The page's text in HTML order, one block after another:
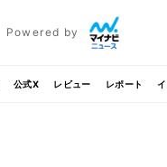
Powered by
公式X レビュー レポート